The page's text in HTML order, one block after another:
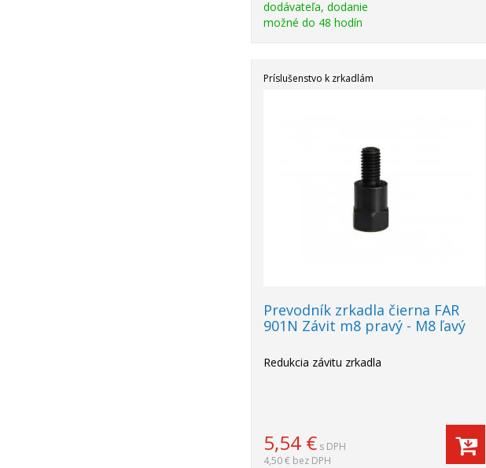
dodávateľa, dodanie
možné do 48 hodín
Príslušenstvo k zrkadlám
Prevodník zrkadla čierna FAR
901N Závit m8 pravý - M8 ľavý
Redukcia závitu zrkadla
5,54 € s DPH
4,50 € bez DPH